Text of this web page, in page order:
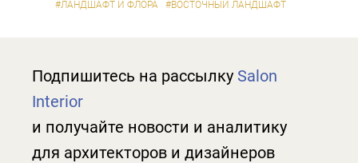
#ЛАНДШАФТ И ФЛОРА #ВОСТОЧНЫЙ ЛАНДШАФТ
Подпишитесь на рассылку Salon
Interior
и получайте новости и аналитику
для архитекторов и дизайнеров